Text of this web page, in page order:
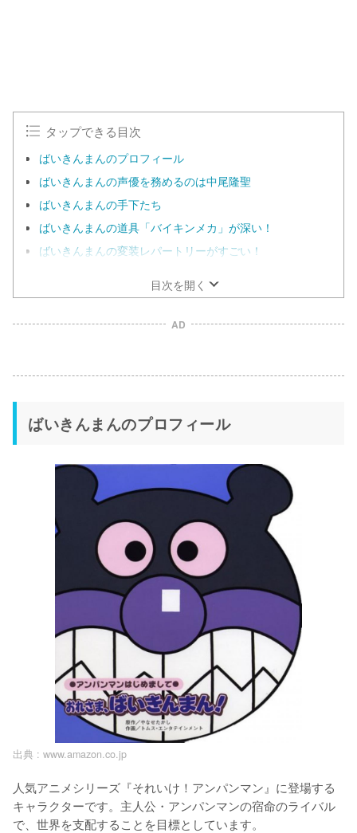
タップできる目次
ばいきんまんのプロフィール
ばいきんまんの声優を務めるのは中尾隆聖
ばいきんまんの手下たち
ばいきんまんの道具「バイキンメカ」が深い！
ばいきんまんの変装レパートリーがすごい！
目次を開く
AD
ばいきんまんのプロフィール
出典 : www.amazon.co.jp
人気アニメシリーズ『それいけ！アンパンマン』に登場する
キャラクターです。主人公・アンパンマンの宿命のライバル
で、世界を支配することを目標としています。